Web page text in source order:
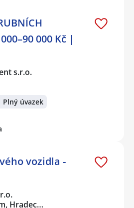
000 Kč |
s.r.o.
Plný úvazek
vozidla -
Hradec…